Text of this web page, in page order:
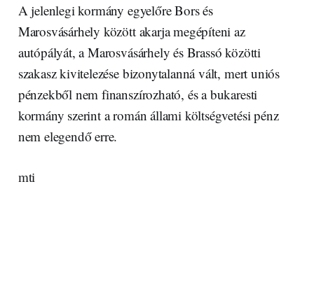
A jelenlegi kormány egyelőre Bors és
Marosvásárhely között akarja megépíteni az
autópályát, a Marosvásárhely és Brassó közötti
szakasz kivitelezése bizonytalanná vált, mert uniós
pénzekből nem finanszírozható, és a bukaresti
kormány szerint a román állami költségvetési pénz
nem elegendő erre.
mti